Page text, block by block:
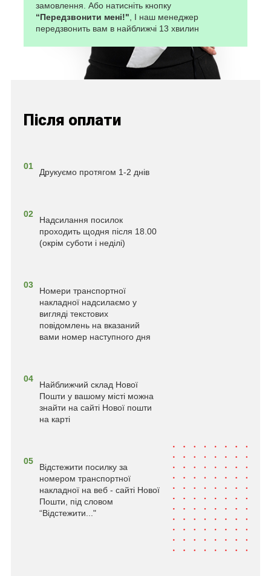
замовлення. Або натисніть кнопку
“Передзвонити мені!", І наш менеджер
передзвонить вам в найближчі 13 хвилин
Після оплати
01
Друкуємо протягом 1-2 днів
02
Надсилання посилок
проходить щодня після 18.00
(окрім суботи і неділі)
03
Номери транспортної
накладної надсилаємо у
вигляді текстових
повідомлень на вказаний
вами номер наступного дня
04
Найближчий склад Нової
Пошти у вашому місті можна
знайти на сайті Нової пошти
на карті
05
Відстежити посилку за
номером транспортної
накладної на веб - сайті Нової
Пошти, під словом
“Відстежити..."